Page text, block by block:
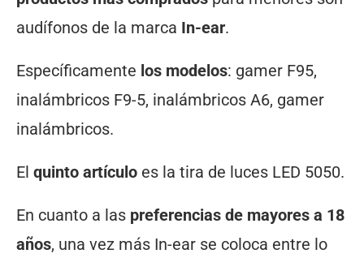
audífonos de la marca In-ear.
Específicamente los modelos: gamer F95,
inalámbricos F9-5, inalámbricos A6, gamer
inalámbricos.
El quinto artículo es la tira de luces LED 5050.
En cuanto a las preferencias de mayores a 18
años, una vez más In-ear se coloca entre lo